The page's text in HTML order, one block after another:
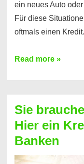
ein neues Auto
Für diese
oftmals einen
Brauchen
Summe
Geld?
Hier
einen
Read more »
Sie
Hier ein
Banken